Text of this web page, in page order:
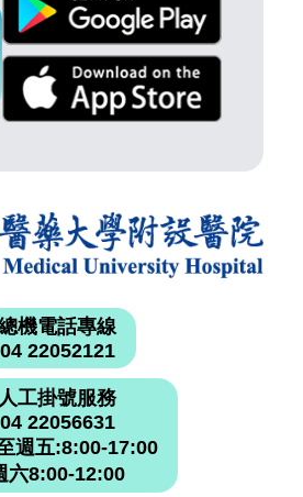
機電話專線
04 22052121
人工掛號服務
04 22056631
週五:8:00-17:00
六8:00-12:00